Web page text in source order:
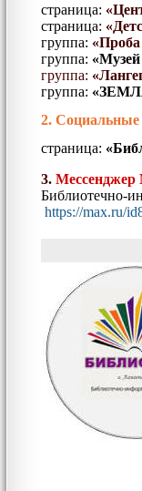
страница:
страница:
группа: «Проба
группа: «Музей
группа:
группа:
2. Социальные
страница:
3.
Библиотечно-
https://max.ru/